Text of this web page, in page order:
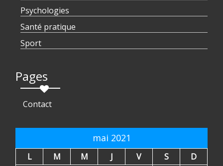
Psychologies
Santé pratique
Sport
Pages
Contact
mai 2021
L M M J V S D